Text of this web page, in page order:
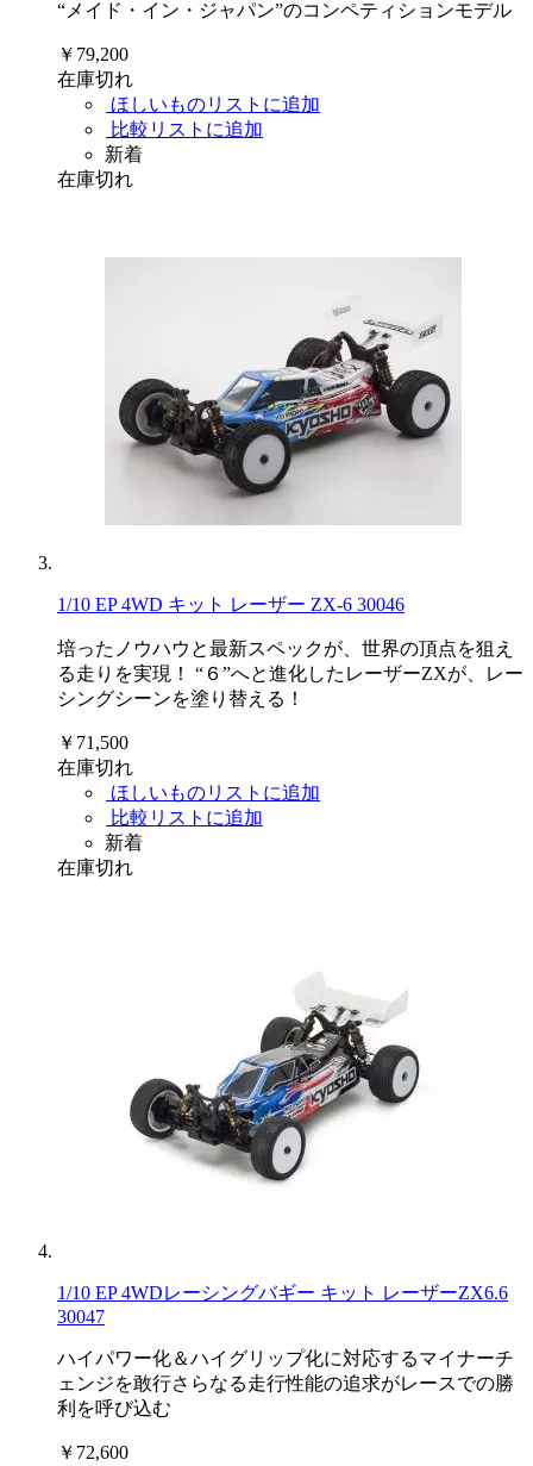
“メイド・イン・ジャパン”のコンペティションモデル
￥79,200
在庫切れ
ほしいものリストに追加
比較リストに追加
新着
在庫切れ
1/10 EP 4WD キット レーザー ZX-6 30046
培ったノウハウと最新スペックが、世界の頂点を狙え
る走りを実現！ “６”へと進化したレーザーZXが、レー
シングシーンを塗り替える！
￥71,500
在庫切れ
ほしいものリストに追加
比較リストに追加
新着
在庫切れ
1/10 EP 4WDレーシングバギー キット レーザーZX6.6
30047
ハイパワー化＆ハイグリップ化に対応するマイナーチ
ェンジを敢行さらなる走行性能の追求がレースでの勝
利を呼び込む
￥72,600